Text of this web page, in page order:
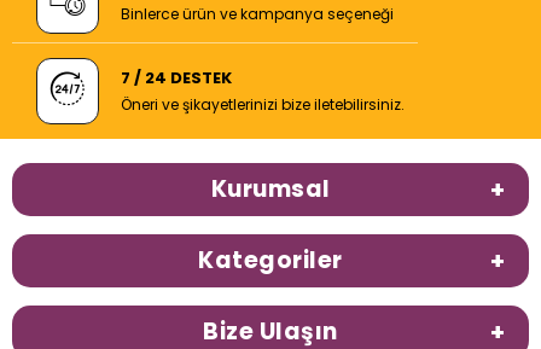
Binlerce ürün ve kampanya seçeneği
7 / 24 DESTEK
Öneri ve şikayetlerinizi bize iletebilirsiniz.
Kurumsal
Kategoriler
Bize Ulaşın